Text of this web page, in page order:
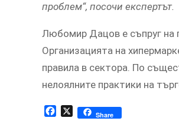
проблем“, посочи експертът.
Любомир Дацов е съпруг на
Организацията на
правила в сектора. По
нелоялните практики на
Facebook
X Share